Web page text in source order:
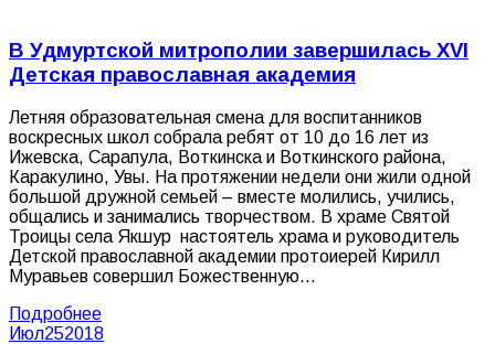
В Удмуртской митрополии завершилась XVI
Детская православная академия
Летняя образовательная смена для воспитанников
воскресных школ собрала ребят от 10 до 16 лет из
Ижевска, Сарапула, Воткинска и Воткинского района,
Каракулино, Увы. На протяжении недели они жили одной
большой дружной семьей – вместе молились, учились,
общались и занимались творчеством. В храме Святой
Троицы села Якшур настоятель храма и руководитель
Детской православной академии протоиерей Кирилл
Муравьев совершил Божественную…
Подробнее
Июл252018